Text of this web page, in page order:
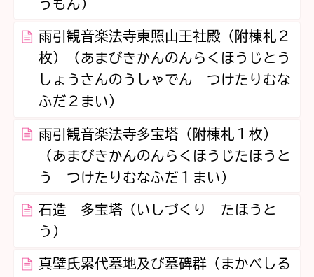
うもん）
雨引観音楽法寺東照山王社殿（附棟札２
枚）（あまびきかんのんらくほうじとう
しょうさんのうしゃでん つけたりむな
ふだ２まい）
雨引観音楽法寺多宝塔（附棟札１枚）
（あまびきかんのんらくほうじたほうと
う つけたりむなふだ１まい）
石造 多宝塔（いしづくり たほうと
う）
真壁氏累代墓地及び墓碑群（まかべしる